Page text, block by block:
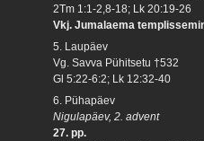
2Tm 1:1-2,8-18; Lk 20:19-26
Vkj. Jumalaema
5. Laupäev
Vg. Savva Pühitsetu †532
Gl 5:22-6:2; Lk 12:32-40
6. Pühapäev
Nigulapäev, 2. advent
27. pp.